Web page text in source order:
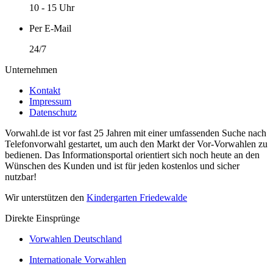
10 - 15 Uhr
Per E-Mail
24/7
Unternehmen
Kontakt
Impressum
Datenschutz
Vorwahl.de ist vor fast 25 Jahren mit einer umfassenden Suche nach
Telefonvorwahl gestartet, um auch den Markt der Vor-Vorwahlen zu
bedienen. Das Informationsportal orientiert sich noch heute an den
Wünschen des Kunden und ist für jeden kostenlos und sicher
nutzbar!
Wir unterstützen den Kindergarten Friedewalde
Direkte Einsprünge
Vorwahlen Deutschland
Internationale Vorwahlen